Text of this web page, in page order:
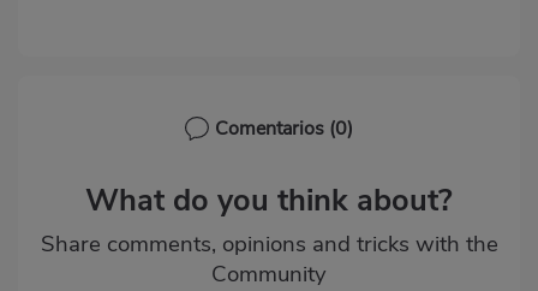
Comentarios (0)
What do you think about?
Share comments, opinions and tricks with the
Community